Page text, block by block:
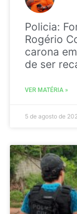
Policia:
Rogério
carona
de ser
VER MATÉRIA »
5 de agosto de